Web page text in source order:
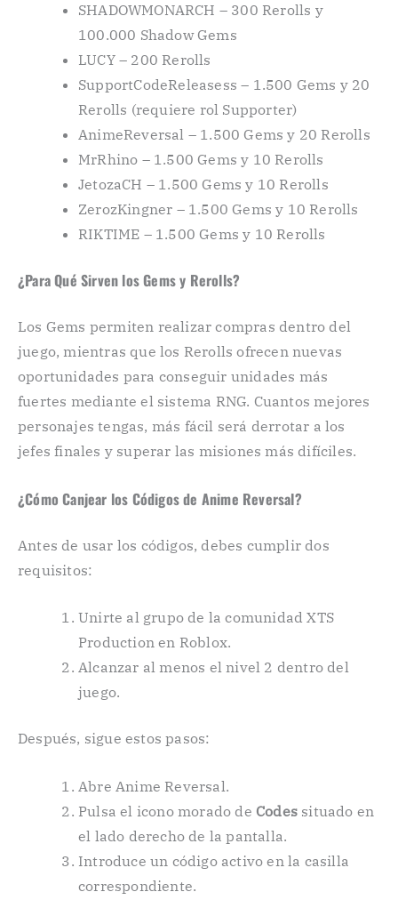
SHADOWMONARCH – 300 Rerolls y
100.000 Shadow Gems
LUCY – 200 Rerolls
SupportCodeReleasess – 1.500 Gems y 20
Rerolls (requiere rol Supporter)
AnimeReversal – 1.500 Gems y 20 Rerolls
MrRhino – 1.500 Gems y 10 Rerolls
JetozaCH – 1.500 Gems y 10 Rerolls
ZerozKingner – 1.500 Gems y 10 Rerolls
RIKTIME – 1.500 Gems y 10 Rerolls
¿Para Qué Sirven los Gems y Rerolls?
Los Gems permiten realizar compras dentro del
juego, mientras que los Rerolls ofrecen nuevas
oportunidades para conseguir unidades más
fuertes mediante el sistema RNG. Cuantos mejores
personajes tengas, más fácil será derrotar a los
jefes finales y superar las misiones más difíciles.
¿Cómo Canjear los Códigos de Anime Reversal?
Antes de usar los códigos, debes cumplir dos
requisitos:
Unirte al grupo de la comunidad XTS
Production en Roblox.
Alcanzar al menos el nivel 2 dentro del
juego.
Después, sigue estos pasos:
Abre Anime Reversal.
Pulsa el icono morado de Codes situado en
el lado derecho de la pantalla.
Introduce un código activo en la casilla
correspondiente.